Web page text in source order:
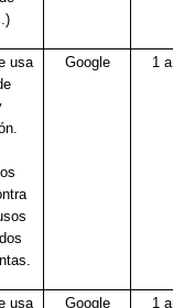
usa
Google 1
usa
Google 1